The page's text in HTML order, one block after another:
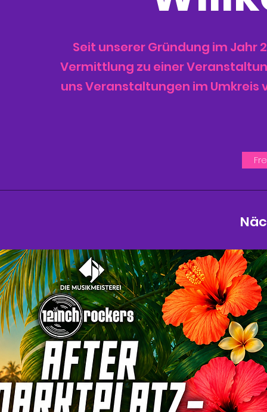
Seit unserer Gründung im Jahr
Vermittlung zu einer
uns Veranstaltungen im